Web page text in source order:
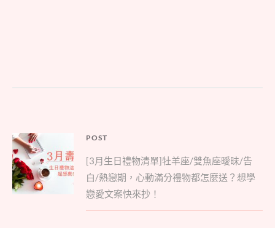
文
章
導
覽
POST
Parent
post:
[3月生日禮物清單]牡羊座/雙魚座曖昧/告
白/熱戀期，心動滿分禮物都怎麼送？想學
戀愛文案快來抄！